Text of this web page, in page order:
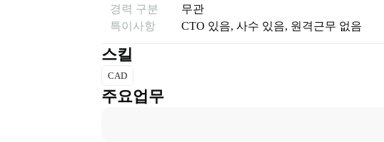
경력 구분
무관
특이사항
CTO 있음, 사수 있음, 원격근무 없음
스킬
CAD
주요업무